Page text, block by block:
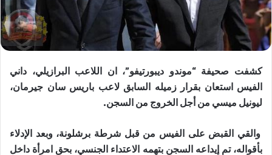
كشفت صحيفة “موندو ديبورتيفو”، ان اللاعب البرازيلي، ​داني
الفيس​ استعان بقرار زميله السابق لاعب باريس سان جيرمان،
ليونيل ​ميسي​ من أجل الخروج من السجن.
والقي القبض على الفيس من قبل شرطة برشلونة، وبعد الإدلاء
بأقواله، تم إيداعه السجن بتهمه الاعتداء الجنسي، بحق امرأة داخل